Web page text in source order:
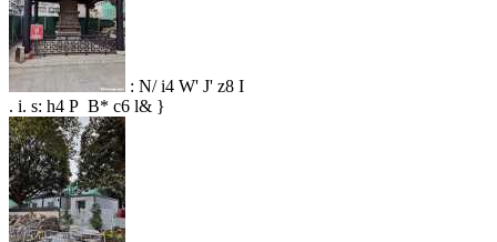
: N/ i4 W' J' z8 I
. i. s: h4 P B* c6 l& }